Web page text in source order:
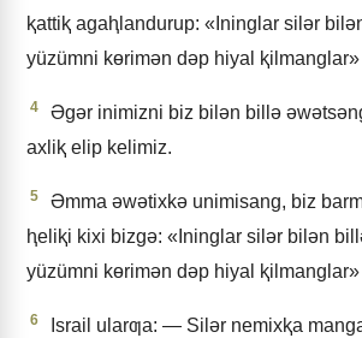
ⱪattiⱪ agaⱨlandurup: «Ininglar silǝr
yüzümni kɵrimǝn dǝp hiyal
4
Əgǝr inimizni biz bilǝn billǝ
axliⱪ elip kelimiz.
5
Əmma ǝwǝtixkǝ unimisang, biz
ⱨeliⱪi kixi bizgǝ: «Ininglar silǝr bilǝn
yüzümni kɵrimǝn dǝp hiyal
6
Israil ularƣa: — Silǝr nemixⱪa